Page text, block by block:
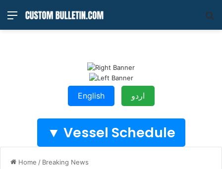
Menu
English اردو
Vessel Schedule ▼
Home / Breaking News